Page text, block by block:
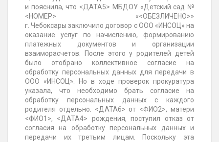
и пояснила, что <ДАТА5> МБДОУ«Детский сад №
<НОМЕР> «<ОБЕЗЛИЧЕНО>»
г.Чебоксары заключило договор с ООО «ИНСОЦ» на
оказание услуг по начислению, формированию
платежных документов и организации
взаиморасчетов. После этого у родителей детей
было отобрано коллективное согласие на
обработку персональных данных для передачи в
ООО «ИНСОЦ». Но в ходе проверок прокуратура
указала, что необходимо брать согласие на
обработку персональных данных с каждого
родителя отдельно. <ДАТА6> от <ФИО2>, матери
<ФИО1>, <ДАТА4> рождения, поступил отказ от
согласия на обработку персональных данных и
передачи их третьим лицам. Поскольку эта